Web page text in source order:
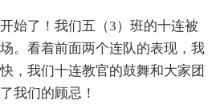
始了！我们五（3）班的十连被
。看着前面两个连队的表现，我
，我们十连教官的鼓舞和大家团
我们的顾忌！